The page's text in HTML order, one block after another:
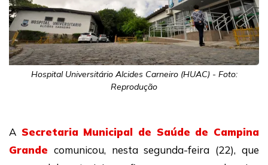
Hospital Universitário Alcides Carneiro (HUAC) - Foto:
Reprodução
A Secretaria Municipal de Saúde de Campina
Grande comunicou, nesta segunda-feira (22), que